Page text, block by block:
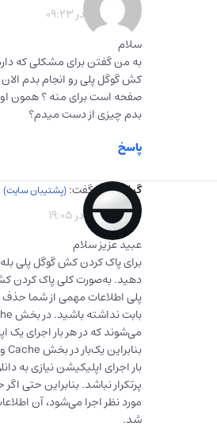
1403-01-29 در 09:23
سلام
به من گفتن برای مشکلی که
کش گوگل پلی رو انجام بدم
صفحه است برای منه ؟ همون
بدم چیزی از دست میدم؟
پاسخ
گیفت برگ گفت:
1403-01-30 در 19:05
عبید عزیز سلام
برای پاک کردن کش گوگل پلی
دهید. به‌صورت کلی پاک کردن کش
پلی اطلاعات مهمی از شما حذف
می‌شوند که در هر بار اجرای یک
بار اجرای اپلیکیشن نیازی به
پرتکرار نباشد. بنابراین حتی
مورد نظر اجرا می‌شود، آن
شد.